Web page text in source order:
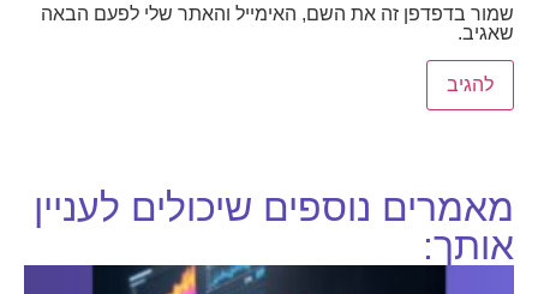
שמור בדפדפן זה את השם, האימייל והאתר שלי לפעם הבאה
שאגיב.
מאמרים נוספים שיכולים לעניין
אותך: